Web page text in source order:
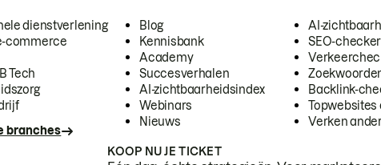
dienstverlening
commerce
Tech
branches
Blog
Kennisbank
Academy
Succesverhalen
AI-zichtbaarheidsindex
Webinars
Nieuws
AI-
SEO-checker
Backlink-
Topwebsites
Verken
KOOP NU JE TICKET